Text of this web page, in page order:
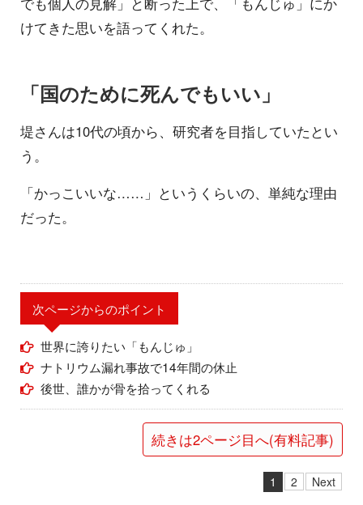
けてきた思いを語ってくれた。
「国のために死んでもいい」
堤さんは10代の頃から、研究者を目指していたとい
う。
「かっこいいな……」というくらいの、単純な理由
だった。
次ページからのポイント
世界に誇りたい「もんじゅ」
ナトリウム漏れ事故で14年間の休止
後世、誰かが骨を拾ってくれる
続きは2ページ目へ(有料記事)
1 2 Next